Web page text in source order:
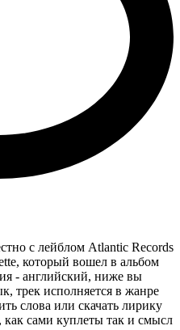
с лейблом Atlantic Records
который вошел в альбом
- английский, ниже вы
трек исполняется в жанре
слова или скачать лирику
, как сами куплеты так и смысл